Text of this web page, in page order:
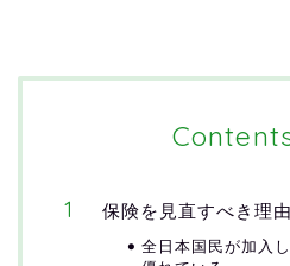
保険を見直すべき理由
全日本国民が加入